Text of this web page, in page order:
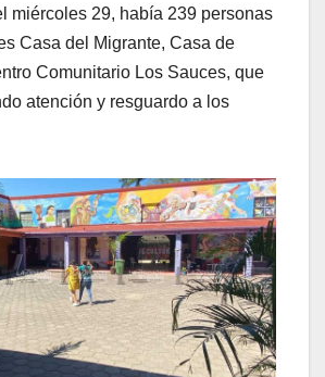
miércoles 29, había 239 personas
Casa del Migrante, Casa de
Comunitario Los Sauces, que
atención y resguardo a los